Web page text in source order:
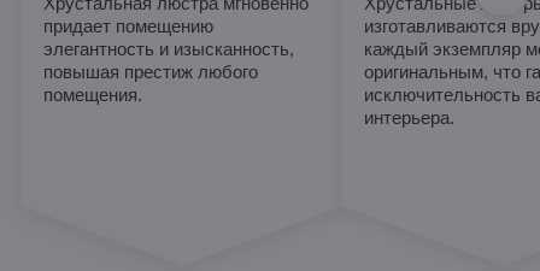
придает помещению
элегантность и изысканность,
повышая престиж любого
помещения.
изготавливаются
каждый экземпляр
оригинальным, что
исключительность
интерьера.